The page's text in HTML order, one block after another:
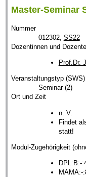
Master-Seminar
Nummer
012302, SS22
Dozentinnen und
Prof.Dr.
Veranstaltungstyp (SWS)
Seminar (2)
Ort und Zeit
n. V.
Findet
statt!
Modul-Zugehörigkeit
DPL:B:-
MAMA:-